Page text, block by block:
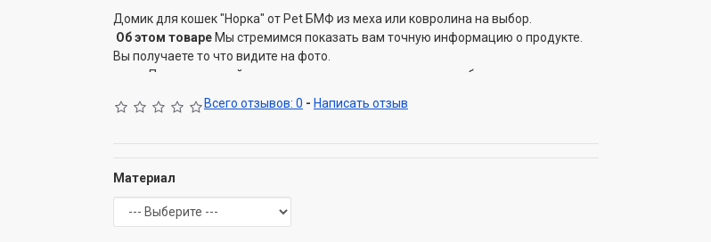
Домик для кошек "Норка" от Pet БМФ из меха или ковролина на выбор.
Об этом товаре Мы стремимся показать вам точную информацию о продукте.
Вы получаете то что видите на фото.
Подарите своей подруге кошке идеальное место, чтобы сесть, поиграть и
обеспечивает прекрасное пространство для кошек, которое может
Важные качества данного продукта:
Подарите своей кошачьей подруге шикарное место для отдыха и игр
Компактный круглый дизайн подходит для любого пространства размера
Всего отзывов: 0 - Написать отзыв
Материал